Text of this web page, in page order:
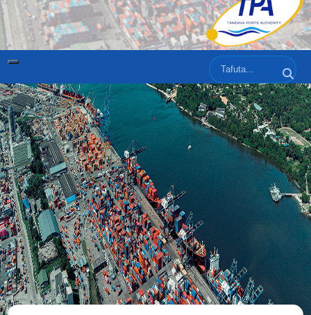
Tafuta